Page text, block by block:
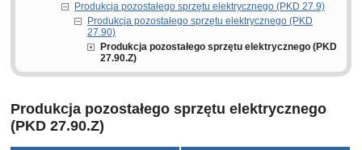
Produkcja pozostałego sprzętu elektrycznego (PKD 27.9)
Produkcja pozostałego sprzętu elektrycznego (PKD
27.90)
Produkcja pozostałego sprzętu elektrycznego (PKD
27.90.Z)
Produkcja pozostałego sprzętu elektrycznego
(PKD 27.90.Z)